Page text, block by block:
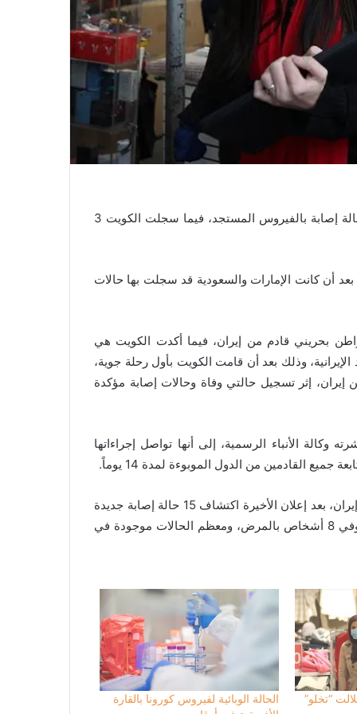
قالت وكالة رويترز، الإثنين 24 فبراير، إن البحرين سجلت أول حالة إصابة بالفيروس المستجد، فيما سجلت الكويت 3
أن كانت الإمارات والسعودية قد سجلت بها حالات
بحريني قادم من إيران، فيما أكدت الكويت هي
الإيرانية، وذلك بعد أن قامت الكويت بأول رحلة جوية،
إثر تسجيل حالتي وفاة وحالات إصابة مؤكدة
الأنباء الرسمية، إلى أنها تواصل إجراءاتها
القادمين من الدول الموبوءة لمدة 14 يوماً.
جاء هذا بعد أن قامت دول عديدة بوقف رحلاتها الجوية من وإلى إيران، بعد إعلان الأخيرة اكتشاف 15 حالة إصابة جديدة
بفيروس كورونا، ليصل العدد الإجمالي للإصابات إلى 43، كما توفي 8 أشخاص بالمرض، ومعظم الحالات موجودة في
“تخلو”
الحالة الوبائية لفيروس كورونا بالقارة